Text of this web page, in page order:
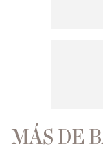
MÁS DE